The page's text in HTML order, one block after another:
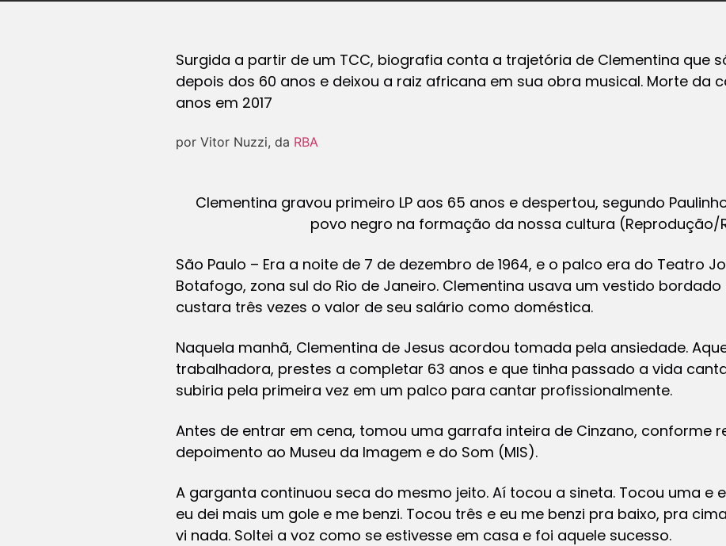
Surgida a partir de um TCC, biografia conta a trajetória de Clementina que
depois dos 60 anos e deixou a raiz africana em sua obra musical. Morte da
anos em 2017
por Vitor Nuzzi, da RBA
Clementina gravou primeiro LP aos 65 anos e despertou, segundo
povo negro na formação da nossa cultura (Reprodução/
São Paulo – Era a noite de 7 de dezembro de 1964, e o palco era do Teatro
Botafogo, zona sul do Rio de Janeiro. Clementina usava um vestido
custara três vezes o valor de seu salário como doméstica.
Naquela manhã, Clementina de Jesus acordou tomada pela ansiedade.
trabalhadora, prestes a completar 63 anos e que tinha passado a vida
subiria pela primeira vez em um palco para cantar profissionalmente.
Antes de entrar em cena, tomou uma garrafa inteira de Cinzano, conforme
depoimento ao Museu da Imagem e do Som (MIS).
A garganta continuou seca do mesmo jeito. Aí tocou a sineta. Tocou uma e
eu dei mais um gole e me benzi. Tocou três e eu me benzi pra baixo, pra
vi nada. Soltei a voz como se estivesse em casa e foi aquele sucesso.